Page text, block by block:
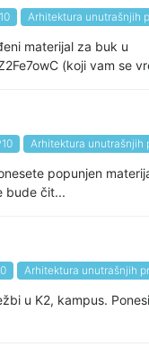
Arhitektura unutrašnjih
materijal za buk u
(koji vam se
Arhitektura unutrašnjih
popunjen
bude čit...
Arhitektura unutrašnjih
u K2, kampus.